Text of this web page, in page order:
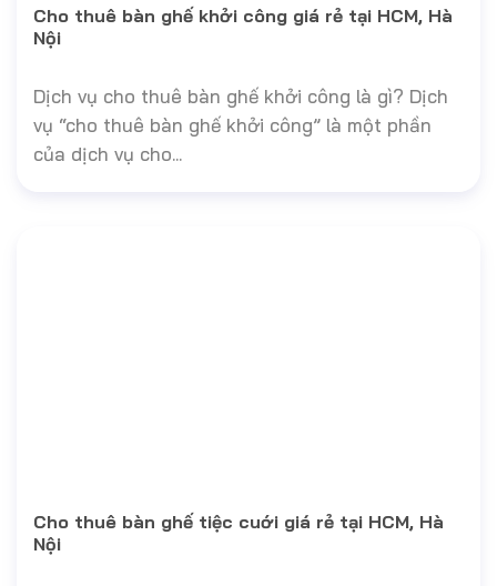
Cho thuê bàn ghế khởi công giá rẻ tại HCM, Hà
Nội
Dịch vụ cho thuê bàn ghế khởi công là gì? Dịch
vụ “cho thuê bàn ghế khởi công” là một phần
của dịch vụ cho...
Cho thuê bàn ghế tiệc cuới giá rẻ tại HCM, Hà
Nội